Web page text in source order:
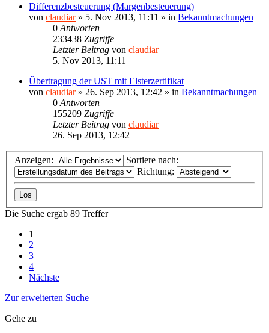
Differenzbesteuerung (Margenbesteuerung)
von claudiar» 5. Nov 2013, 11:11 » in Bekanntmachungen
0 Antworten
233438 Zugriffe
Letzter Beitrag von claudiar
5. Nov 2013, 11:11
Übertragung der UST mit Elsterzertifikat
von claudiar» 26. Sep 2013, 12:42 » in Bekanntmachungen
0 Antworten
155209 Zugriffe
Letzter Beitrag von claudiar
26. Sep 2013, 12:42
Anzeigen:
Sortiere nach:
Richtung:
Die Suche ergab 89 Treffer
1
2
3
4
Nächste
Zur erweiterten Suche
Gehe zu